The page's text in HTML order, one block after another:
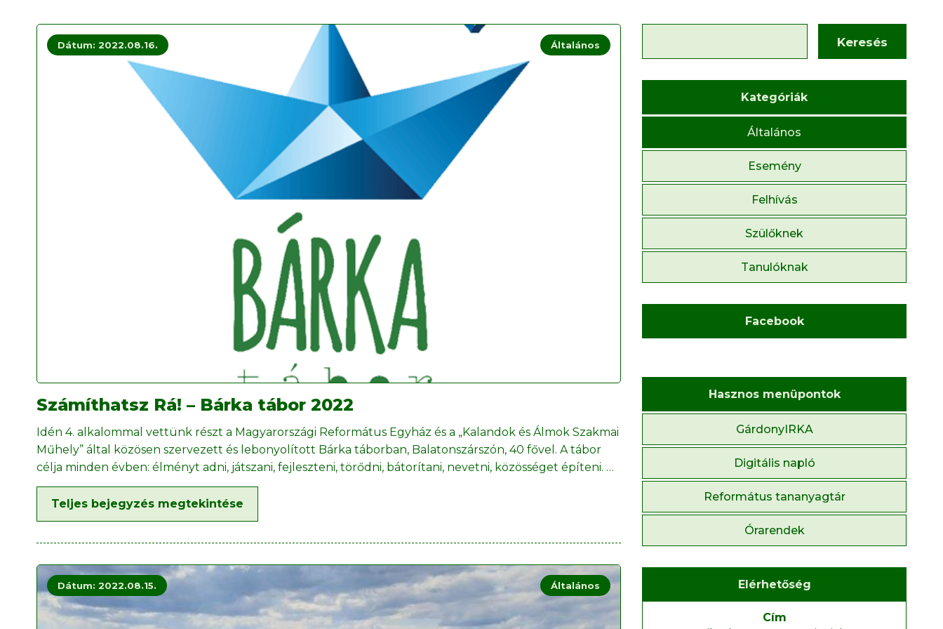
Dátum: 2022.08.16. Általános
Számíthatsz Rá! – Bárka tábor 2022
Idén 4. alkalommal vettünk részt a Magyarországi Református Egyház és a „Kalandok és Álmok Szakmai
Műhely” által közösen szervezett és lebonyolított Bárka táborban, Balatonszárszón, 40 fővel. A tábor
célja minden évben: élményt adni, játszani, fejleszteni, törődni, bátorítani, nevetni, közösséget építeni. …
Teljes bejegyzés megtekintése
Dátum: 2022.08.15. Általános
Keresés
Kategóriák
Általános
Esemény
Felhívás
Szülőknek
Tanulóknak
Facebook
Hasznos menüpontok
GárdonyIRKA
Digitális napló
Református tananyagtár
Órarendek
Elérhetőség
Cím